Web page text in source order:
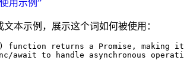
用示例”
本示例，展示这个词如何被使用：
function returns a Promise, making it
await to handle asynchronous